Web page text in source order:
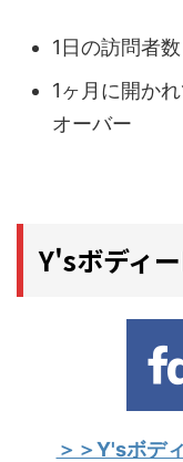
1日の訪問者
1ヶ月に開か
オーバー
Y'sボディ
＞＞Y'sボデ